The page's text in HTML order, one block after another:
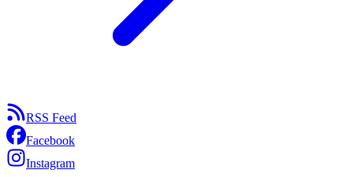
RSS Feed
Facebook
Instagram